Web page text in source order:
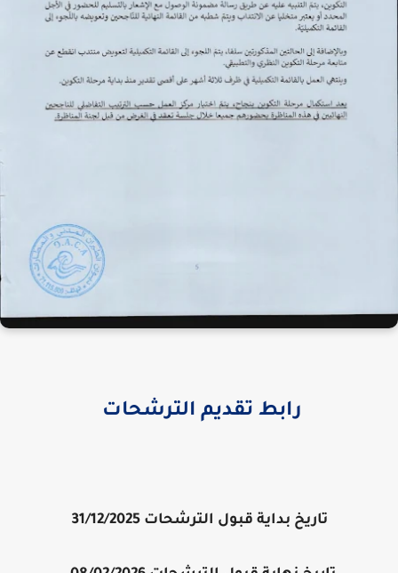
رابط تقديم الترشحات
تاريخ بداية قبول الترشحات 31/12/2025